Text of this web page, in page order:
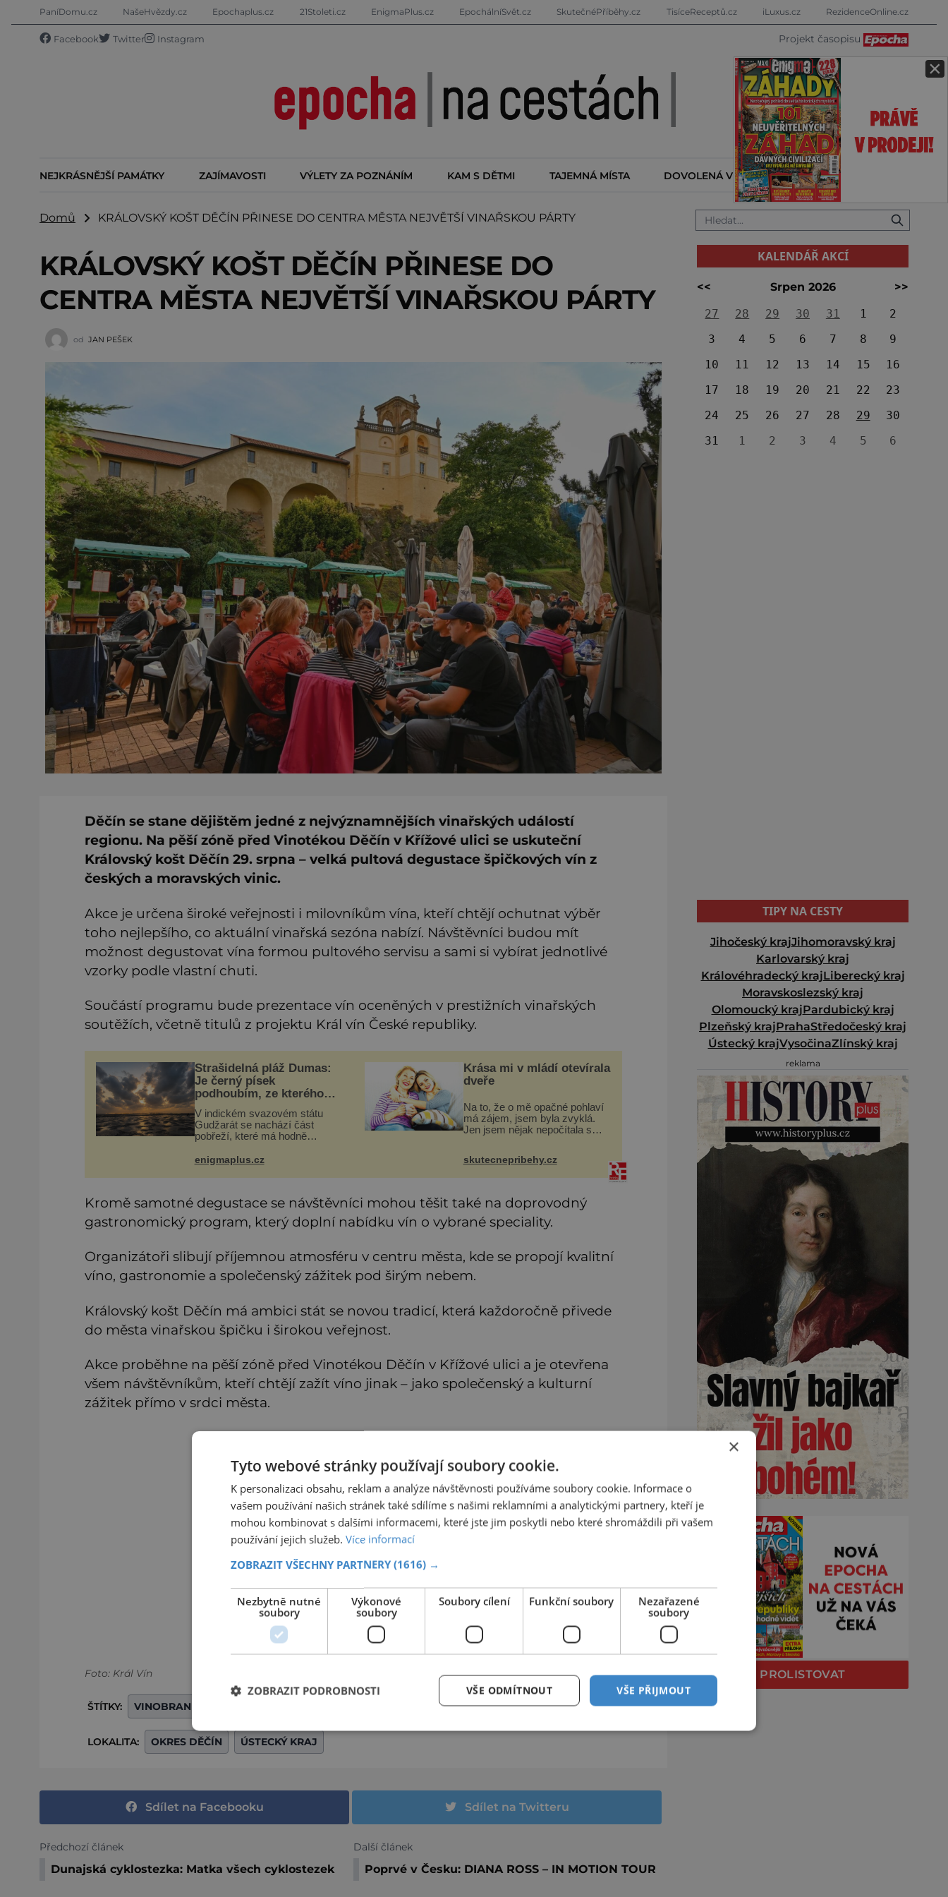
×
PaníDomu.cz NašeHvězdy.cz Epochaplus.cz 21Stoleti.cz EnigmaPlus.cz EpochálníSvět.cz SkutečnéPříběhy.cz TisíceReceptů.cz iLuxus.cz RezidenceOnline.cz
Facebook Twitter Instagram Projekt časopisu
NEJKRÁSNĚJŠÍ PAMÁTKY ZAJÍMAVOSTI VÝLETY ZA POZNÁNÍM KAM S DĚTMI TAJEMNÁ MÍSTA DOVOLENÁ V ZAHRANIČÍ KALENDÁŘ AKCÍ
Domů KRÁLOVSKÝ KOŠT DĚČÍN PŘINESE DO CENTRA MĚSTA NEJVĚTŠÍ VINAŘSKOU PÁRTY
KRÁLOVSKÝ KOŠT DĚČÍN PŘINESE DO
CENTRA MĚSTA NEJVĚTŠÍ VINAŘSKOU PÁRTY
od JAN PEŠEK
Děčín se stane dějištěm jedné z nejvýznamnějších vinařských událostí
regionu. Na pěší zóně před Vinotékou Děčín v Křížové ulici se uskuteční
Královský košt Děčín 29. srpna – velká pultová degustace špičkových vín z
českých a moravských vinic.
Akce je určena široké veřejnosti i milovníkům vína, kteří chtějí ochutnat výběr
toho nejlepšího, co aktuální vinařská sezóna nabízí. Návštěvníci budou mít
možnost degustovat vína formou pultového servisu a sami si vybírat jednotlivé
vzorky podle vlastní chuti.
Součástí programu bude prezentace vín oceněných v prestižních vinařských
soutěžích, včetně titulů z projektu Král vín České republiky.
Strašidelná pláž Dumas:
Je černý písek
podhoubím, ze kterého
roste zlo?
V indickém svazovém státu
Gudžarát se nachází část
pobřeží, které má hodně
přispívá i černý písek této
netypické zbarvení? Nakolik
enigmaplus.cz
Krása mi v mládí otevírala
dveře
Na to, že o mě opačné pohlaví
má zájem, jsem byla zvyklá.
Jen jsem nějak nepočítala s
bylo dvacet, rychle jsem zjistila,
skutecnepribehy.cz
Kromě samotné degustace se návštěvníci mohou těšit také na doprovodný
gastronomický program, který doplní nabídku vín o vybrané speciality.
Organizátoři slibují příjemnou atmosféru v centru města, kde se propojí kvalitní
víno, gastronomie a společenský zážitek pod širým nebem.
Královský košt Děčín má ambici stát se novou tradicí, která každoročně přivede
do města vinařskou špičku i širokou veřejnost.
Akce proběhne na pěší zóně před Vinotékou Děčín v Křížové ulici a je otevřena
všem návštěvníkům, kteří chtějí zažít víno jinak – jako společenský a kulturní
zážitek přímo v srdci města.
Foto: Král Vín
ŠTÍTKY: VINOBRANÍ
LOKALITA: OKRES DĚČÍN ÚSTECKÝ KRAJ
Sdílet na Facebooku Sdílet na Twitteru
Předchozí článek
Dunajská cyklostezka: Matka všech cyklostezek
Další článek
Poprvé v Česku: DIANA ROSS – IN MOTION TOUR
KALENDÁŘ AKCÍ
<< Srpen 2026
>>
27
28 29 30 31 1
2
3
4 5 6 7 8
9
10
11 12 13 14 15
16
17
18 19 20 21 22
23
24
25 26 27 28 29
30
31
1 2 3 4 5 6
TIPY NA CESTY
Jihočeský krajJihomoravský kraj
Karlovarský kraj
Královéhradecký krajLiberecký kraj
Moravskoslezský kraj
Olomoucký krajPardubický kraj
Plzeňský krajPrahaStředočeský kraj
Ústecký krajVysočinaZlínský kraj
reklama
PROLISTOVAT
×
Tyto webové stránky používají soubory cookie.
K personalizaci obsahu, reklam a analýze návštěvnosti používáme soubory cookie. Informace o
vašem používání našich stránek také sdílíme s našimi reklamními a analytickými partnery, kteří je
mohou kombinovat s dalšími informacemi, které jste jim poskytli nebo které shromáždili při vašem
používání jejich služeb. Více informací
ZOBRAZIT VŠECHNY PARTNERY (1616) →
Nezbytně nutné
soubory
Výkonové
soubory
Soubory cílení Funkční soubory
Nezařazené
soubory
VŠE PŘIJMOUT
VŠE ODMÍTNOUT
ZOBRAZIT PODROBNOSTI